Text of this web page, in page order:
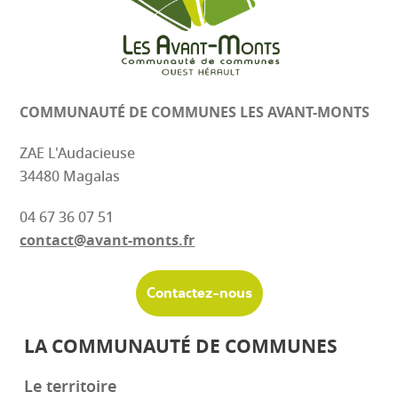
COMMUNAUTÉ DE COMMUNES LES AVANT-MONTS
ZAE L'Audacieuse
34480 Magalas
04 67 36 07 51
contact@avant-monts.fr
Contactez-nous
LA COMMUNAUTÉ DE COMMUNES
Le territoire